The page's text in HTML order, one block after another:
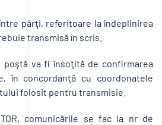
părţi, referitoare la îndeplinirea
transmisă în scris.
poştă va fi însoţită de confirmarea
în concordanţă cu coordonatele
folosit pentru transmisie.
comunicările se fac la nr de